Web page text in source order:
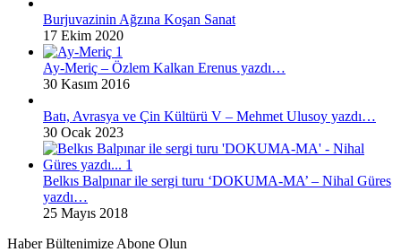
Burjuvazinin Ağzına Koşan Sanat
17 Ekim 2020
Ay-Meriç – Özlem Kalkan Erenus yazdı…
30 Kasım 2016
Batı, Avrasya ve Çin Kültürü V – Mehmet Ulusoy yazdı…
30 Ocak 2023
Belkıs Balpınar ile sergi turu ‘DOKUMA-MA’ – Nihal Güres
yazdı…
25 Mayıs 2018
Haber Bültenimize Abone Olun